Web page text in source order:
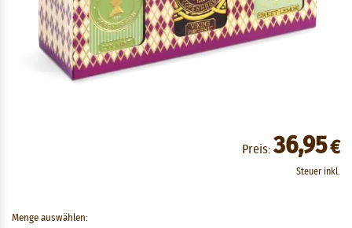
Preis: 36,95€
Steuer inkl.
Menge auswählen: